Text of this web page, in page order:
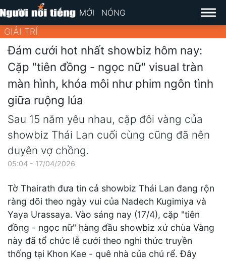
MỚI NÓNG
GIẢI TRÍ
Đám cưới hot nhất showbiz hôm nay:
Cặp "tiên đồng - ngọc nữ" visual tràn
màn hình, khóa môi như phim ngôn tình
giữa ruộng lúa
Sau 15 năm yêu nhau, cặp đôi vàng của
showbiz Thái Lan cuối cùng cũng đã nên
duyên vợ chồng.
05:04 - 17/04/2026
Tờ Thairath đưa tin cả showbiz Thái Lan đang rộn
ràng dõi theo ngày vui của Nadech Kugimiya và
Yaya Urassaya. Vào sáng nay (17/4), cặp "tiên
đồng - ngọc nữ" hàng đầu showbiz xứ chùa Vàng
này đã tổ chức lễ cưới theo nghi thức truyền
thống tại Khon Kae - quê nhà của chú rể. Đây